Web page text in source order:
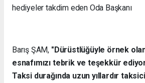
hediyeler takdim eden Oda Başkanı
Barış ŞAM, "Dürüstlüğüyle örnek
esnafımızı tebrik ve teşekkür
Taksi durağında uzun yıllardır